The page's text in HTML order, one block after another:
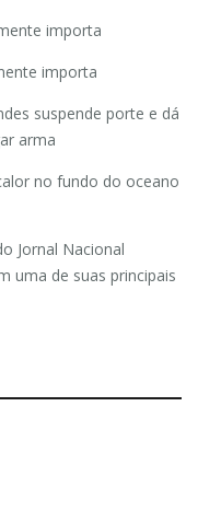
importa
importa
suspende porte e dá
arma
no fundo do oceano
Jornal Nacional
uma de suas principais